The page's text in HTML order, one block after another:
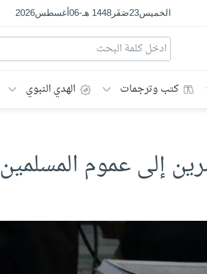
الخميس23صَفَر1448 هـ -
06أغسطس2026
كتب وترجمات الهدي النبوي
إلى عموم المسلمين